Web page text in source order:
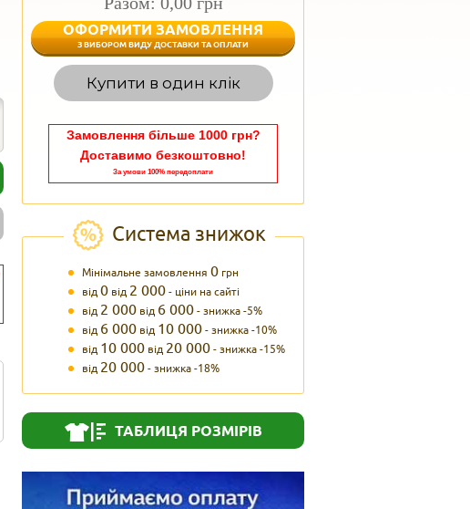
ОФОРМИТИ ЗАМОВЛЕННЯ
З ВИБОРОМ ВИДУ ДОСТАВКИ ТА ОПЛАТИ
Купити в один клік
Замовлення більше 1000 грн?
Доставимо безкоштовно!
За умови 100% передоплати
Система знижок
Мінімальне замовлення 0 грн
від0 від 2 000- ціни на сайті
від 2 000 від 6 000- знижка -5%
від 6 000 від 10 000- знижка -10%
від 10 000 від 20 000- знижка -15%
від 20 000- знижка -18%
ТАБЛИЦЯ РОЗМІРІВ